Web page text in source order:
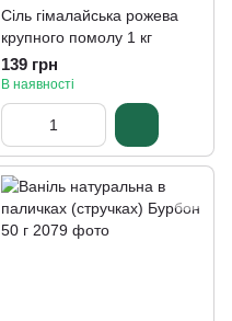
Сіль гімалайська рожева
крупного помолу 1 кг
139 грн
В наявності